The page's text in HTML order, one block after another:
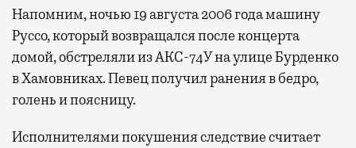
Напомним, ночью 19 августа 2006 года машину
Руссо, который возвращался после концерта
домой, обстреляли из АКС-74У на улице Бурденко
в Хамовниках. Певец получил ранения в бедро,
голень и поясницу.
Исполнителями покушения следствие считает